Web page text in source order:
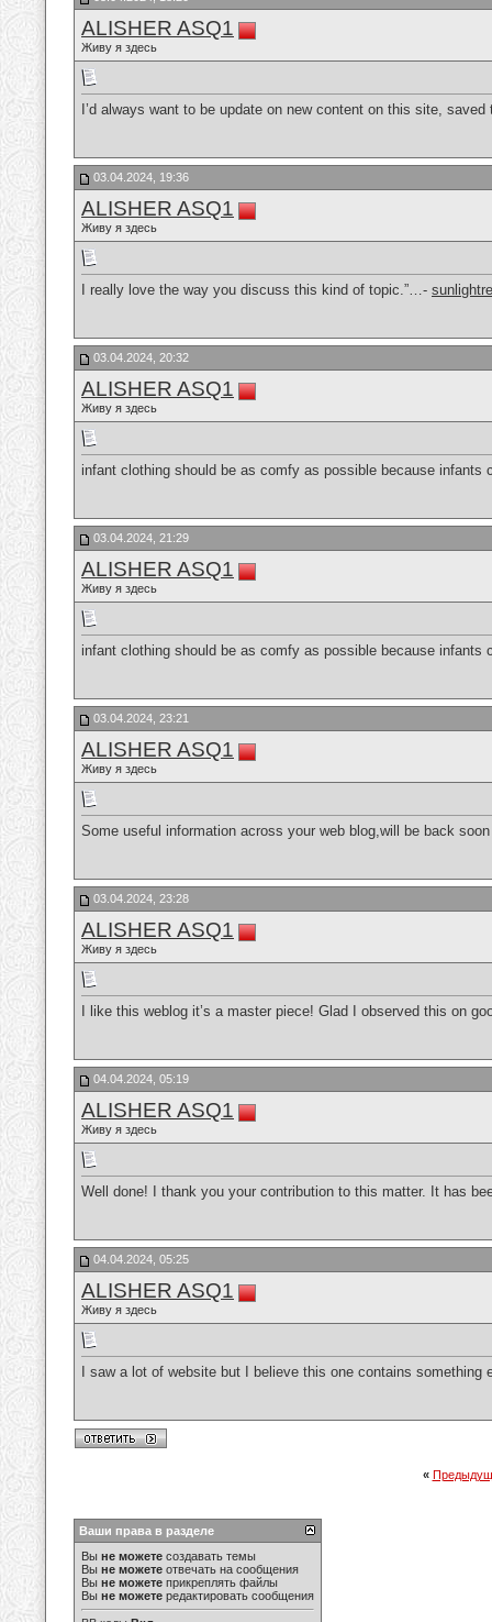
ALISHER ASQ1
Живу я здесь
I’d always want to be update on new content on this site,
03.04.2024, 19:36
ALISHER ASQ1
Живу я здесь
I really love the way you discuss this kind of topic.”…-
03.04.2024, 20:32
ALISHER ASQ1
Живу я здесь
infant clothing should be as comfy as possible because
03.04.2024, 21:29
ALISHER ASQ1
Живу я здесь
infant clothing should be as comfy as possible because
03.04.2024, 23:21
ALISHER ASQ1
Живу я здесь
Some useful information across your web blog,will be back
03.04.2024, 23:28
ALISHER ASQ1
Живу я здесь
I like this weblog it’s a master piece! Glad I observed this on
04.04.2024, 05:19
ALISHER ASQ1
Живу я здесь
Well done! I thank you your contribution to this matter. It has
04.04.2024, 05:25
ALISHER ASQ1
Живу я здесь
I saw a lot of website but I believe this one contains
«
Ваши права в разделе
Вы не можете создавать темы
Вы не можете отвечать на сообщения
Вы не можете прикреплять файлы
Вы не можете редактировать сообщения